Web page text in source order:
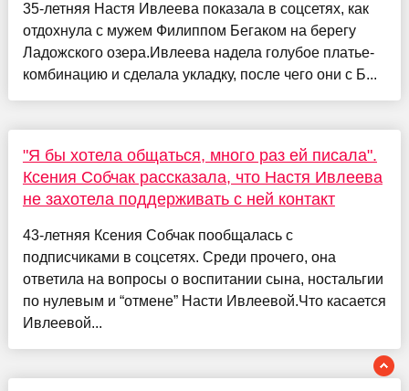
35-летняя Настя Ивлеева показала в соцсетях, как
отдохнула с мужем Филиппом Бегаком на берегу
Ладожского озера.Ивлеева надела голубое платье-
комбинацию и сделала укладку, после чего они с Б...
"Я бы хотела общаться, много раз ей писала".
Ксения Собчак рассказала, что Настя Ивлеева
не захотела поддерживать с ней контакт
43-летняя Ксения Собчак пообщалась с
подписчиками в соцсетях. Среди прочего, она
ответила на вопросы о воспитании сына, ностальгии
по нулевым и “отмене” Насти Ивлеевой.Что касается
Ивлеевой...